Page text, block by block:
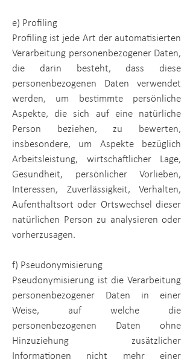
e) Profiling
Profiling ist jede Art der automatisierten
Verarbeitung personenbezogener Daten,
die darin besteht, dass diese
personenbezogenen Daten verwendet
werden, um bestimmte persönliche
Aspekte, die sich auf eine natürliche
Person beziehen, zu bewerten,
insbesondere, um Aspekte bezüglich
Arbeitsleistung, wirtschaftlicher Lage,
Gesundheit, persönlicher Vorlieben,
Interessen, Zuverlässigkeit, Verhalten,
Aufenthaltsort oder Ortswechsel dieser
natürlichen Person zu analysieren oder
vorherzusagen.
f) Pseudonymisierung
Pseudonymisierung ist die Verarbeitung
personenbezogener Daten in einer
Weise, auf welche die
personenbezogenen Daten ohne
Hinzuziehung zusätzlicher
Informationen nicht mehr einer